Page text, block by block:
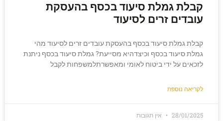
קבלת גמלת סיעוד בכסף בהעסקת
עובדים זרים לסיעוד
קבלת גמלת סיעוד בכסף בהעסקת עובדים זרים לסיעוד מהי
גמלת סיעוד בכסף וכיצדהיא מסייעת? גמלת סיעוד בכסף ניתנת
לזכאים על ידי ביטוח לאומי ומאפשרתלמשפחות לקבל
לקריאה נוספת
28/01/2025 אין תגובות